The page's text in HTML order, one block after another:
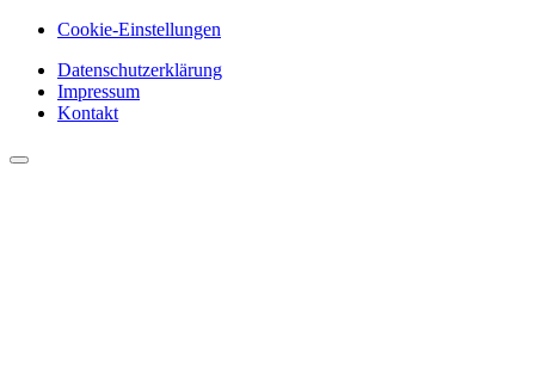
Cookie-Einstellungen
Datenschutzerklärung
Impressum
Kontakt